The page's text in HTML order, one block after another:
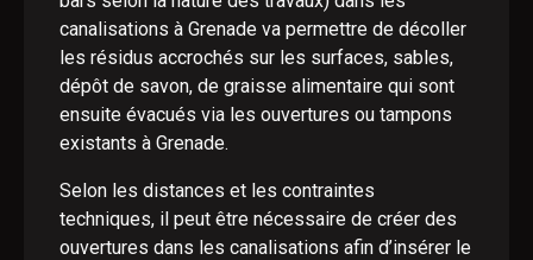
canalisations à Grenade va permettre de décoller
les résidus accrochés sur les surfaces, sables,
dépôt de savon, de graisse alimentaire qui sont
ensuite évacués via les ouvertures ou tampons
existants à Grenade.
Selon les distances et les contraintes
techniques, il peut être nécessaire de créer des
ouvertures dans les canalisations afin d’insérer le